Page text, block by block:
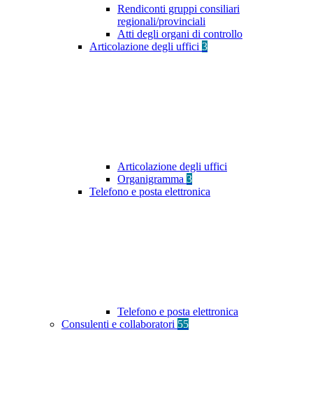
Rendiconti gruppi consiliari
regionali/provinciali
Atti degli organi di controllo
Articolazione degli uffici 3
Articolazione degli uffici
Organigramma 3
Telefono e posta elettronica
Telefono e posta elettronica
Consulenti e collaboratori 55